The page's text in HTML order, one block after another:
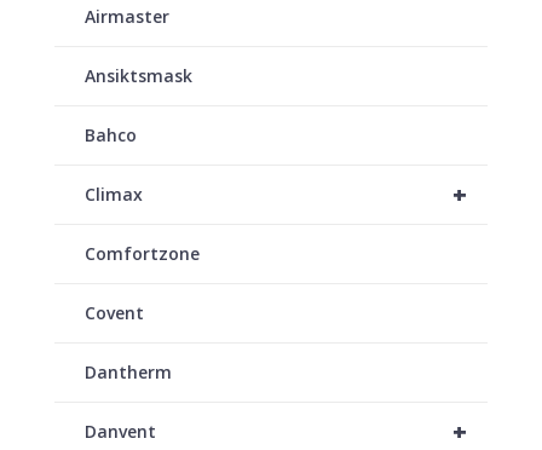
Airmaster
Ansiktsmask
Bahco
+
Climax
Comfortzone
Covent
Dantherm
+
Danvent